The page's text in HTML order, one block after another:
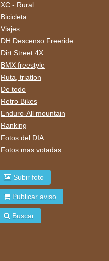
XC - Rural
Bicicleta
Viajes
DH Descenso Freeride
Dirt Street 4X
BMX freestyle
Ruta, triatlon
De todo
Retro Bikes
Enduro-All mountain
Ranking
Fotos del DIA
Fotos mas votadas
Subir foto
Publicar aviso
Buscar